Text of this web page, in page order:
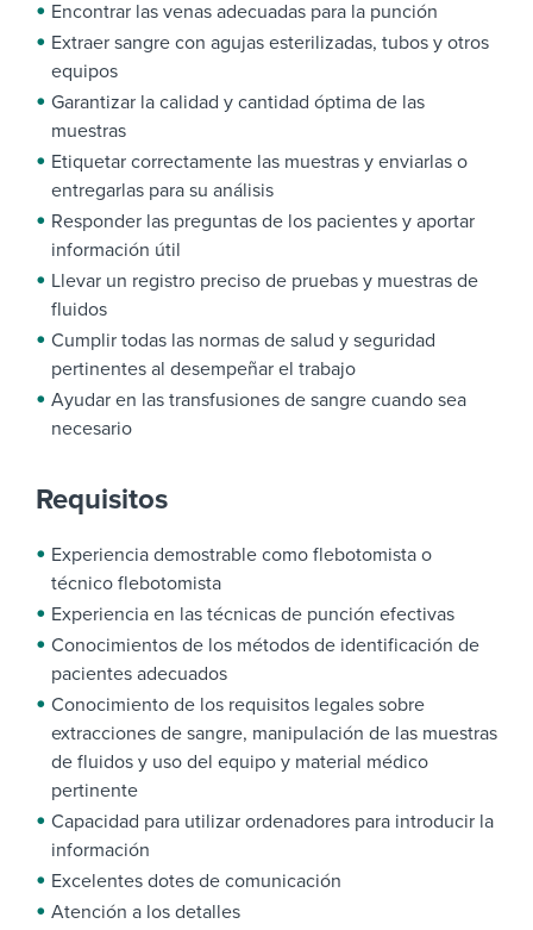
Encontrar las venas adecuadas para la punción
Extraer sangre con agujas esterilizadas, tubos y otros
equipos
Garantizar la calidad y cantidad óptima de las
muestras
Etiquetar correctamente las muestras y enviarlas o
entregarlas para su análisis
Responder las preguntas de los pacientes y aportar
información útil
Llevar un registro preciso de pruebas y muestras de
fluidos
Cumplir todas las normas de salud y seguridad
pertinentes al desempeñar el trabajo
Ayudar en las transfusiones de sangre cuando sea
necesario
Requisitos
Experiencia demostrable como flebotomista o
técnico flebotomista
Experiencia en las técnicas de punción efectivas
Conocimientos de los métodos de identificación de
pacientes adecuados
Conocimiento de los requisitos legales sobre
extracciones de sangre, manipulación de las muestras
de fluidos y uso del equipo y material médico
pertinente
Capacidad para utilizar ordenadores para introducir la
información
Excelentes dotes de comunicación
Atención a los detalles